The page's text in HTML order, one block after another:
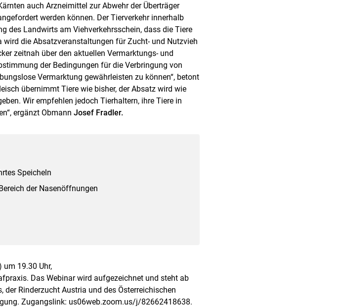
auch Arzneimittel zur Abwehr der Überträger
werden können. Der Tierverkehr innerhalb
des Landwirts am Viehverkehrsschein, dass die Tiere
die Absatzveranstaltungen für Zucht- und Nutzvieh
zeitnah über den aktuellen Vermarktungs- und
der Bedingungen für die Verbringung von
Vermarktung gewährleisten zu können“, betont
übernimmt Tiere wie bisher, der Absatz wird wie
Wir empfehlen jedoch Tierhaltern, ihre Tiere in
ergänzt Obmann Josef Fradler.
Speicheln
der Nasenöffnungen
um 19.30 Uhr,
Das Webinar wird aufgezeichnet und steht ab
der Rinderzucht Austria und des Österreichischen
Zugangslink: us06web.zoom.us/​j/​82662418638.